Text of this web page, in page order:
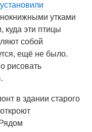
установили
утками
куда эти птицы
собой
ещё не было.
рисовать
в здании старого